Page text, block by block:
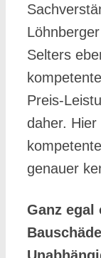
Selters
Preis-
daher.
genauer
Ganz egal